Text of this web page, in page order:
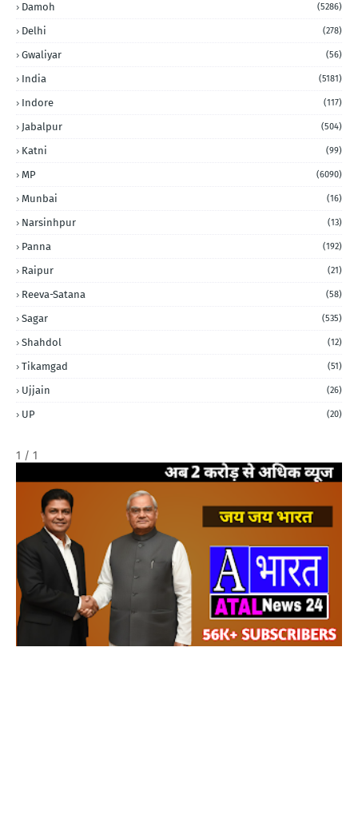
Damoh (5286)
Delhi (278)
Gwaliyar (56)
India (5181)
Indore (117)
Jabalpur (504)
Katni (99)
MP (6090)
Munbai (16)
Narsinhpur (13)
Panna (192)
Raipur (21)
Reeva-Satana (58)
Sagar (535)
Shahdol (12)
Tikamgad (51)
Ujjain (26)
UP (20)
1 / 1